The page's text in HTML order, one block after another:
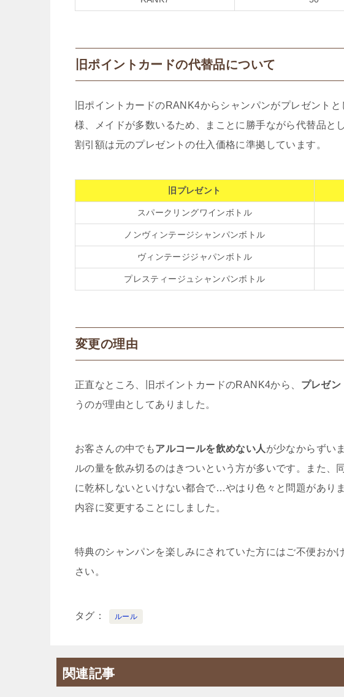
旧ポイントカードの代替品について
旧ポイントカードのRANK4からシャンパンがプレゼント
様、メイドが多数いるため、まことに勝手ながら代替品と
割引額は元のプレゼントの仕入価格に準拠しています。
旧プレゼント
スパークリングワインボトル
ノンヴィンテージシャンパンボトル
ヴィンテージジャパンボトル
プレスティージュシャンパンボトル
変更の理由
正直なところ、旧ポイントカードのRANK4から、 プレゼ
うのが理由としてありました。
お客さんの中でもアルコールを飲めない人 が少なからずい
ルの量を飲み切るのはきついという方が多いです。また、
に乾杯しないといけない都合で…やはり色々と問題があり
内容に変更することにしました。
特典のシャンパンを楽しみにされていた方にはご不便おか
さい。
タグ ルール
関連記事